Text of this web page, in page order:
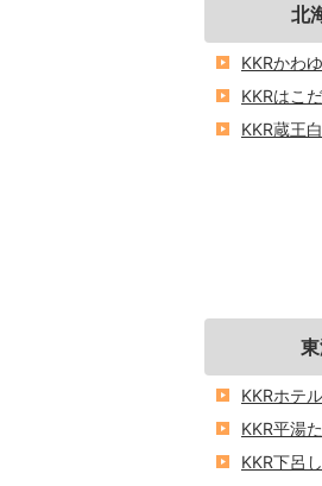
北
KKRかわゆ
KKRはこ
KKR蔵王
KKRホテ
KKR平湯
KKR下呂